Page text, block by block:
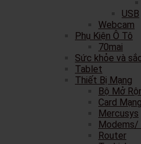
USB
Webcam
Phụ Kiện Ô Tô
70mai
Sức khỏe và
Tablet
Thiết Bị Mạng
Bộ Mở
Card Mạng
Mercusys
Modems/
Router